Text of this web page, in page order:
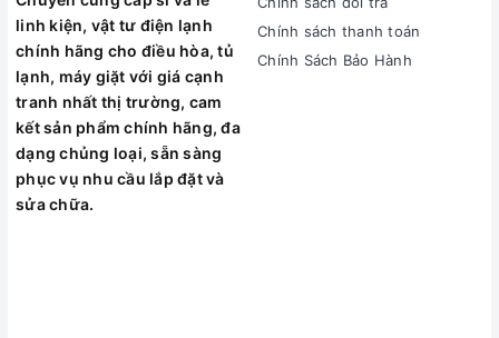
linh kiện, vật tư điện lạnh
chính hãng cho điều hòa, tủ
lạnh, máy giặt với giá cạnh
tranh nhất thị trường, cam
kết sản phẩm chính hãng, đa
dạng chủng loại, sẵn sàng
phục vụ nhu cầu lắp đặt và
sửa chữa.
Chính sách thanh toán
Chính Sách Bảo Hành